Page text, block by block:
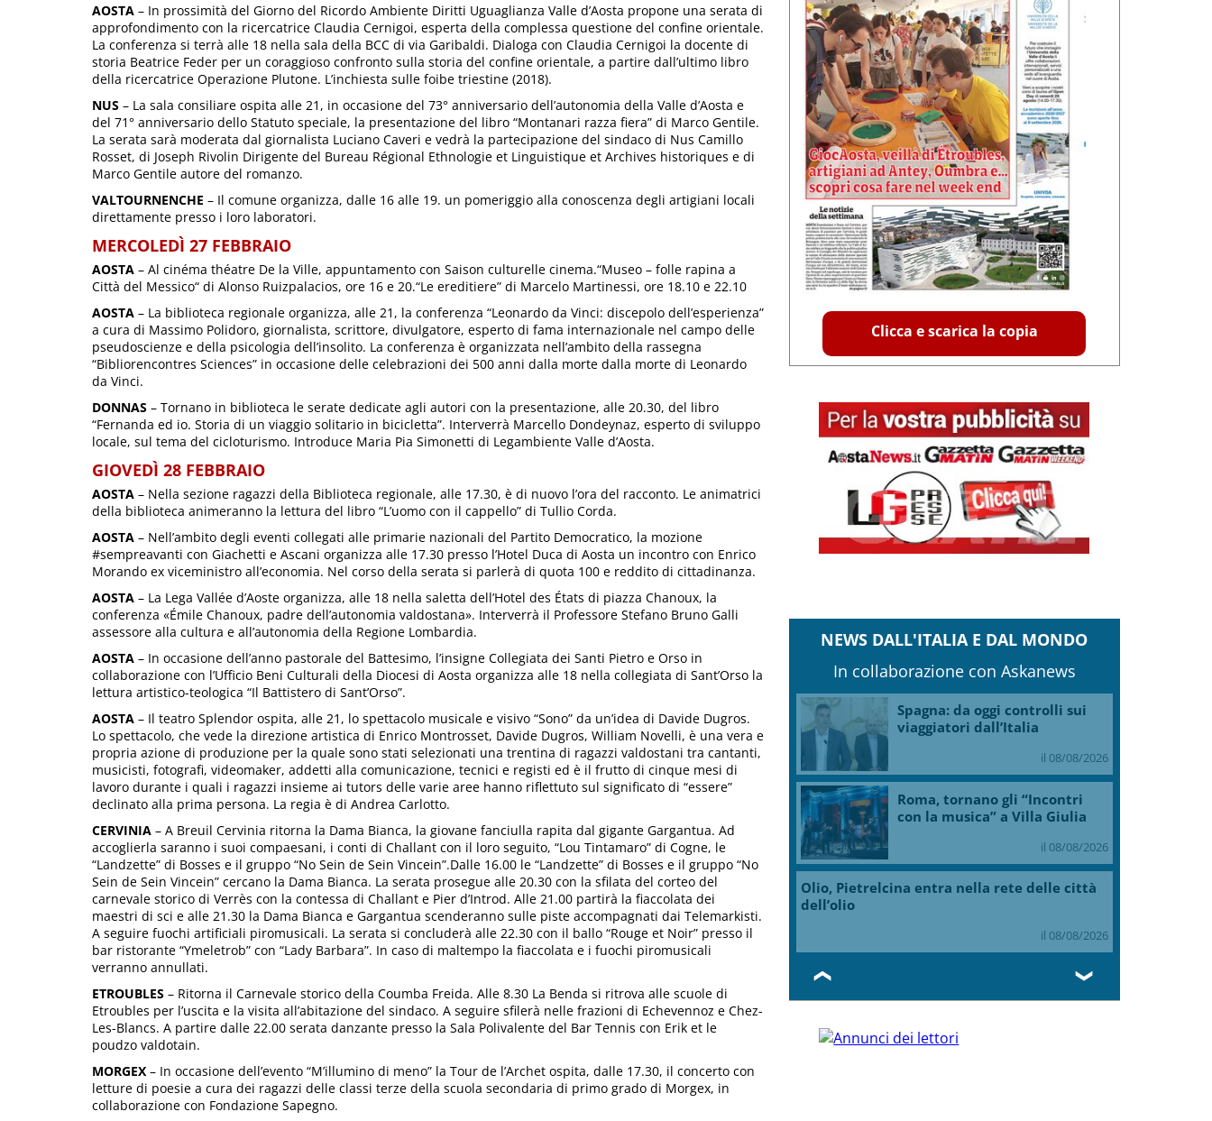
AOSTA – In prossimità del Giorno del Ricordo Ambiente Diritti Uguaglianza Valle d’Aosta propone una serata di
approfondimento con la ricercatrice Claudia Cernigoi, esperta della complessa questione del confine orientale.
La conferenza si terrà alle 18 nella sala della BCC di via Garibaldi. Dialoga con Claudia Cernigoi la docente di
storia Beatrice Feder per un coraggioso confronto sulla storia del confine orientale, a partire dall’ultimo libro
della ricercatrice Operazione Plutone. L’inchiesta sulle foibe triestine (2018).
NUS – La sala consiliare ospita alle 21, in occasione del 73° anniversario dell’autonomia della Valle d’Aosta e
del 71° anniversario dello Statuto speciale, la presentazione del libro “Montanari razza fiera” di Marco Gentile.
La serata sarà moderata dal giornalista Luciano Caveri e vedrà la partecipazione del sindaco di Nus Camillo
Rosset, di Joseph Rivolin Dirigente del Bureau Régional Ethnologie et Linguistique et Archives historiques e di
Marco Gentile autore del romanzo.
VALTOURNENCHE – Il comune organizza, dalle 16 alle 19. un pomeriggio alla conoscenza degli artigiani locali
direttamente presso i loro laboratori.
MERCOLEDÌ 27 FEBBRAIO
AOSTA – Al cinéma théatre De la Ville, appuntamento con Saison culturelle cinema.“Museo – folle rapina a
Città del Messico“ di Alonso Ruizpalacios, ore 16 e 20.“Le ereditiere” di Marcelo Martinessi, ore 18.10 e 22.10
AOSTA – La biblioteca regionale organizza, alle 21, la conferenza “Leonardo da Vinci: discepolo dell’esperienza”
a cura di Massimo Polidoro, giornalista, scrittore, divulgatore, esperto di fama internazionale nel campo delle
pseudoscienze e della psicologia dell’insolito. La conferenza è organizzata nell’ambito della rassegna
“Bibliorencontres Sciences” in occasione delle celebrazioni dei 500 anni dalla morte dalla morte di Leonardo
da Vinci.
DONNAS – Tornano in biblioteca le serate dedicate agli autori con la presentazione, alle 20.30, del libro
“Fernanda ed io. Storia di un viaggio solitario in bicicletta”. Interverrà Marcello Dondeynaz, esperto di sviluppo
locale, sul tema del cicloturismo. Introduce Maria Pia Simonetti di Legambiente Valle d’Aosta.
GIOVEDÌ 28 FEBBRAIO
AOSTA – Nella sezione ragazzi della Biblioteca regionale, alle 17.30, è di nuovo l’ora del racconto. Le animatrici
della biblioteca animeranno la lettura del libro “L’uomo con il cappello” di Tullio Corda.
AOSTA – Nell’ambito degli eventi collegati alle primarie nazionali del Partito Democratico, la mozione
#sempreavanti con Giachetti e Ascani organizza alle 17.30 presso l’Hotel Duca di Aosta un incontro con Enrico
Morando ex viceministro all’economia. Nel corso della serata si parlerà di quota 100 e reddito di cittadinanza.
AOSTA – La Lega Vallée d’Aoste organizza, alle 18 nella saletta dell’Hotel des États di piazza Chanoux, la
conferenza «Émile Chanoux, padre dell’autonomia valdostana». Interverrà il Professore Stefano Bruno Galli
assessore alla cultura e all’autonomia della Regione Lombardia.
AOSTA – In occasione dell’anno pastorale del Battesimo, l’insigne Collegiata dei Santi Pietro e Orso in
collaborazione con l’Ufficio Beni Culturali della Diocesi di Aosta organizza alle 18 nella collegiata di Sant’Orso la
lettura artistico-teologica “Il Battistero di Sant’Orso”.
AOSTA – Il teatro Splendor ospita, alle 21, lo spettacolo musicale e visivo “Sono” da un’idea di Davide Dugros.
Lo spettacolo, che vede la direzione artistica di Enrico Montrosset, Davide Dugros, William Novelli, è una vera e
propria azione di produzione per la quale sono stati selezionati una trentina di ragazzi valdostani tra cantanti,
musicisti, fotografi, videomaker, addetti alla comunicazione, tecnici e registi ed è il frutto di cinque mesi di
lavoro durante i quali i ragazzi insieme ai tutors delle varie aree hanno riflettuto sul significato di “essere”
declinato alla prima persona. La regia è di Andrea Carlotto.
CERVINIA – A Breuil Cervinia ritorna la Dama Bianca, la giovane fanciulla rapita dal gigante Gargantua. Ad
accoglierla saranno i suoi compaesani, i conti di Challant con il loro seguito, “Lou Tintamaro” di Cogne, le
“Landzette” di Bosses e il gruppo “No Sein de Sein Vincein”.Dalle 16.00 le “Landzette” di Bosses e il gruppo “No
Sein de Sein Vincein” cercano la Dama Bianca. La serata prosegue alle 20.30 con la sfilata del corteo del
carnevale storico di Verrès con la contessa di Challant e Pier d’Introd. Alle 21.00 partirà la fiaccolata dei
maestri di sci e alle 21.30 la Dama Bianca e Gargantua scenderanno sulle piste accompagnati dai Telemarkisti.
A seguire fuochi artificiali piromusicali. La serata si concluderà alle 22.30 con il ballo “Rouge et Noir” presso il
bar ristorante “Ymeletrob” con “Lady Barbara”. In caso di maltempo la fiaccolata e i fuochi piromusicali
verranno annullati.
ETROUBLES – Ritorna il Carnevale storico della Coumba Freida. Alle 8.30 La Benda si ritrova alle scuole di
Etroubles per l’uscita e la visita all’abitazione del sindaco. A seguire sfilerà nelle frazioni di Echevennoz e Chez-
Les-Blancs. A partire dalle 22.00 serata danzante presso la Sala Polivalente del Bar Tennis con Erik et le
poudzo valdotain.
MORGEX – In occasione dell’evento “M’illumino di meno” la Tour de l’Archet ospita, dalle 17.30, il concerto con
letture di poesie a cura dei ragazzi delle classi terze della scuola secondaria di primo grado di Morgex, in
collaborazione con Fondazione Sapegno.
Clicca e scarica la copia
NEWS DALL'ITALIA E DAL MONDO
In collaborazione con Askanews
Spagna: da oggi controlli sui
viaggiatori dall’Italia
il 08/08/2026
Roma, tornano gli “Incontri
con la musica” a Villa Giulia
il 08/08/2026
Olio, Pietrelcina entra nella rete delle città
dell’olio
il 08/08/2026
❮ ❯